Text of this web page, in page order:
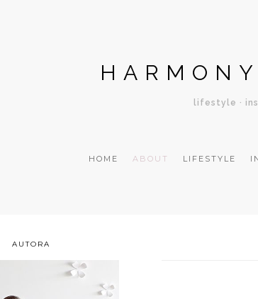
lifestyle ·
HOME ABOUT LIFESTYLE
AUTORA